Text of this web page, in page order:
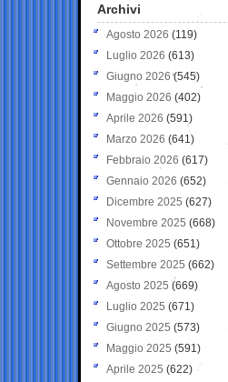
Archivi
Agosto 2026 (119)
Luglio 2026 (613)
Giugno 2026 (545)
Maggio 2026 (402)
Aprile 2026 (591)
Marzo 2026 (641)
Febbraio 2026 (617)
Gennaio 2026 (652)
Dicembre 2025 (627)
Novembre 2025 (668)
Ottobre 2025 (651)
Settembre 2025 (662)
Agosto 2025 (669)
Luglio 2025 (671)
Giugno 2025 (573)
Maggio 2025 (591)
Aprile 2025 (622)